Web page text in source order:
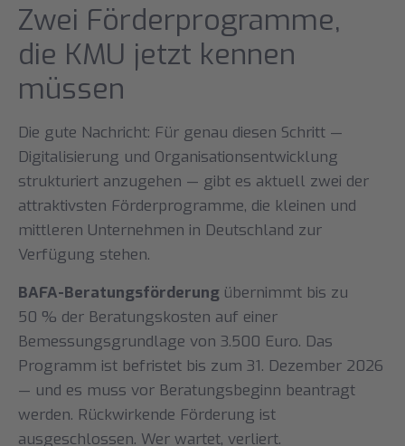
Zwei Förderprogramme,
die KMU jetzt kennen
müssen
Die gute Nachricht: Für genau diesen Schritt —
Digitalisierung und Organisationsentwicklung
strukturiert anzugehen — gibt es aktuell zwei der
attraktivsten Förderprogramme, die kleinen und
mittleren Unternehmen in Deutschland zur
Verfügung stehen.
BAFA-Beratungsförderung übernimmt bis zu
50 % der Beratungskosten auf einer
Bemessungsgrundlage von 3.500 Euro. Das
Programm ist befristet bis zum 31. Dezember 2026
— und es muss vor Beratungsbeginn beantragt
werden. Rückwirkende Förderung ist
ausgeschlossen. Wer wartet, verliert.